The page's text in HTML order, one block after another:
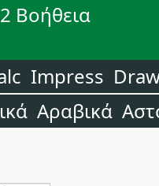
Βοήθεια
Impress
Αραβικά